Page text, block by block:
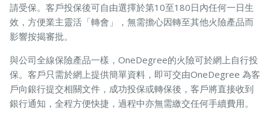
請受保。客戶投保後可自由選擇於第10至180日內任何一日生
效，方便業主靈活「轉會」，無需擔心因轉至其他火險產品而
影響按揭審批。
與公司全線保險產品一樣，OneDegree的火險可於網上自行投
保。客戶只需於網上提供簡單資料，即可交由OneDegree 為客
戶向銀行提交相關文件，成功投保或轉保後，客戶將直接收到
銀行通知，全程方便快捷，過程中亦無需繳交任何手續費用。